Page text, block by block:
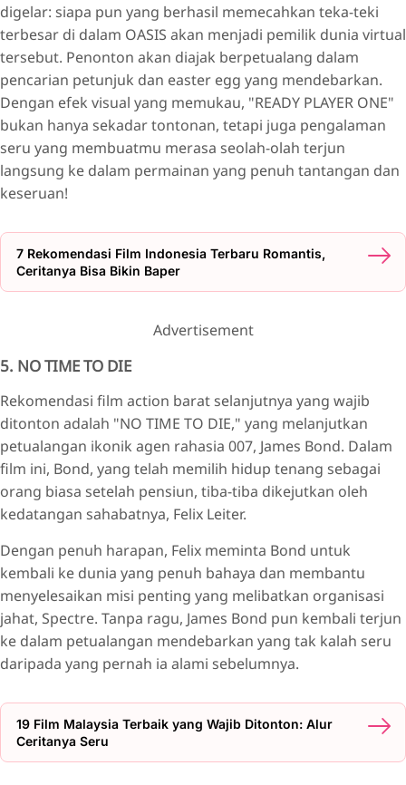
digelar: siapa pun yang berhasil memecahkan teka-teki
terbesar di dalam OASIS akan menjadi pemilik dunia virtual
tersebut. Penonton akan diajak berpetualang dalam
pencarian petunjuk dan easter egg yang mendebarkan.
Dengan efek visual yang memukau, "READY PLAYER ONE"
bukan hanya sekadar tontonan, tetapi juga pengalaman
seru yang membuatmu merasa seolah-olah terjun
langsung ke dalam permainan yang penuh tantangan dan
keseruan!
7 Rekomendasi Film Indonesia Terbaru Romantis,
Ceritanya Bisa Bikin Baper
Advertisement
5. NO TIME TO DIE
Rekomendasi film action barat selanjutnya yang wajib
ditonton adalah "NO TIME TO DIE," yang melanjutkan
petualangan ikonik agen rahasia 007, James Bond. Dalam
film ini, Bond, yang telah memilih hidup tenang sebagai
orang biasa setelah pensiun, tiba-tiba dikejutkan oleh
kedatangan sahabatnya, Felix Leiter.
Dengan penuh harapan, Felix meminta Bond untuk
kembali ke dunia yang penuh bahaya dan membantu
menyelesaikan misi penting yang melibatkan organisasi
jahat, Spectre. Tanpa ragu, James Bond pun kembali terjun
ke dalam petualangan mendebarkan yang tak kalah seru
daripada yang pernah ia alami sebelumnya.
19 Film Malaysia Terbaik yang Wajib Ditonton: Alur
Ceritanya Seru